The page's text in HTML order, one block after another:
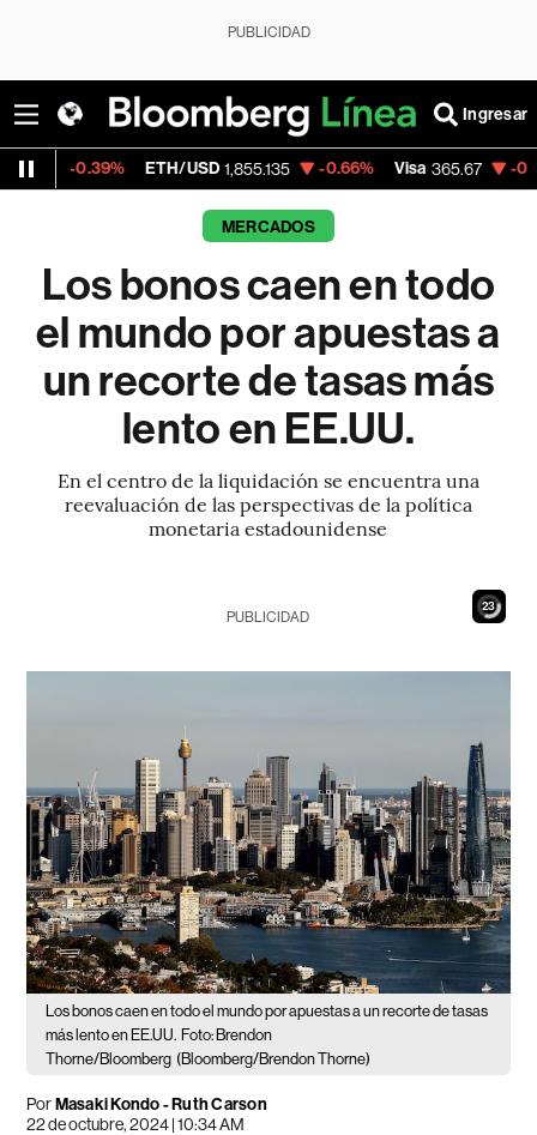
PUBLICIDAD
Ingresar
ETH/USD 1,855.135 -0.66% Visa 365.67 -0.13%
MERCADOS
Los bonos caen en todo
el mundo por apuestas a
un recorte de tasas más
lento en EE.UU.
En el centro de la liquidación se encuentra una
reevaluación de las perspectivas de la política
monetaria estadounidense
21
PUBLICIDAD
Los bonos caen en todo el mundo por apuestas a un recorte de tasas
más lento en EE.UU. Foto: Brendon
Thorne/Bloomberg (Bloomberg/Brendon Thorne)
PorMasaki Kondo - Ruth Carson
22 de octubre, 2024 | 10:34 AM